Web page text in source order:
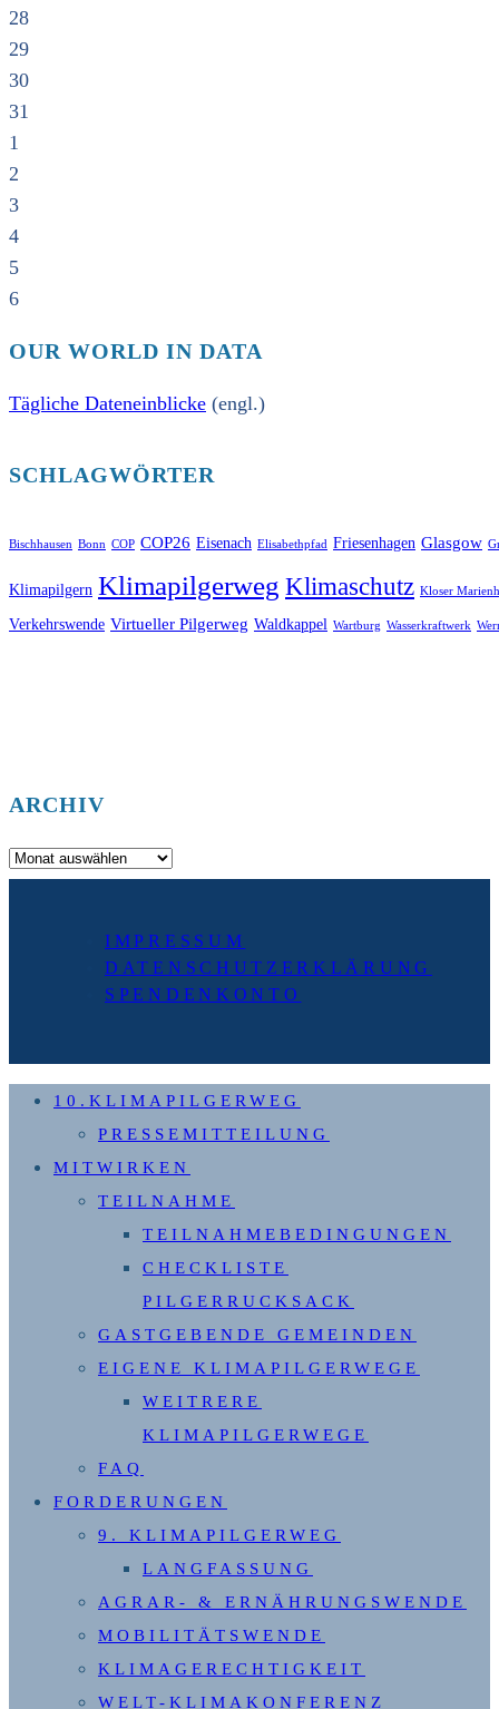
28
29
30
31
1
2
3
4
5
6
OUR WORLD IN DATA
Tägliche Dateneinblicke (engl.)
SCHLAGWÖRTER
Bischhausen Bonn COP COP26 Eisenach Elisabethpfad Friesenhagen Glasgow
Klimapilgern Klimapilgerweg Klimaschutz Kloser
Verkehrswende Virtueller Pilgerweg Waldkappel Wartburg Wasserkraftwerk
ARCHIV
Archiv
IMPRESSUM
DATENSCHUTZERKLÄRUNG
SPENDENKONTO
10.KLIMAPILGERWEG
PRESSEMITTEILUNG
MITWIRKEN
TEILNAHME
TEILNAHMEBEDINGUNGEN
CHECKLISTE
PILGERRUCKSACK
GASTGEBENDE GEMEINDEN
EIGENE KLIMAPILGERWEGE
WEITRERE
KLIMAPILGERWEGE
FAQ
FORDERUNGEN
9. KLIMAPILGERWEG
LANGFASSUNG
AGRAR- & ERNÄHRUNGSWENDE
MOBILITÄTSWENDE
KLIMAGERECHTIGKEIT
WELT-KLIMAKONFERENZ